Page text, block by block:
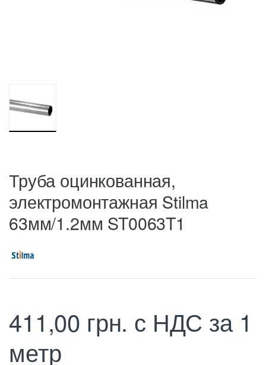
Труба оцинкованная,
электромонтажная Stilma
63мм/1.2мм ST0063T1
411,00 грн. с НДС за 1
метр